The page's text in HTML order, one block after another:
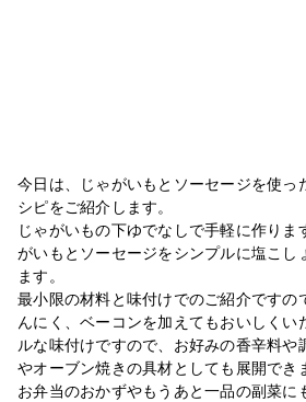
今日は、じゃがいもとソーセージを使っ
シピをご紹介します。
じゃがいもの下ゆでなしで手軽に作りま
がいもとソーセージをシンプルに塩こし
ます。
最小限の材料と味付けでのご紹介ですの
んにく、ベーコンを加えてもおいしくい
ルな味付けですので、お好みの香辛料や
やオーブン焼きの具材としても展開でき
お弁当のおかずやもうあと一品の副菜に